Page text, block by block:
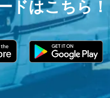
ドはこちら！